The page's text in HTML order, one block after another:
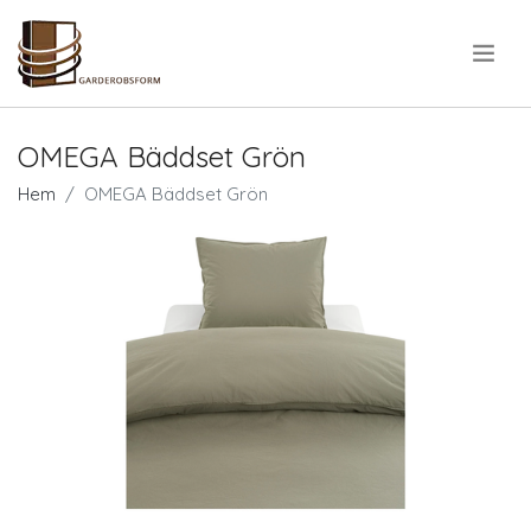
OMEGA Bäddset Grön
Hem OMEGA Bäddset Grön